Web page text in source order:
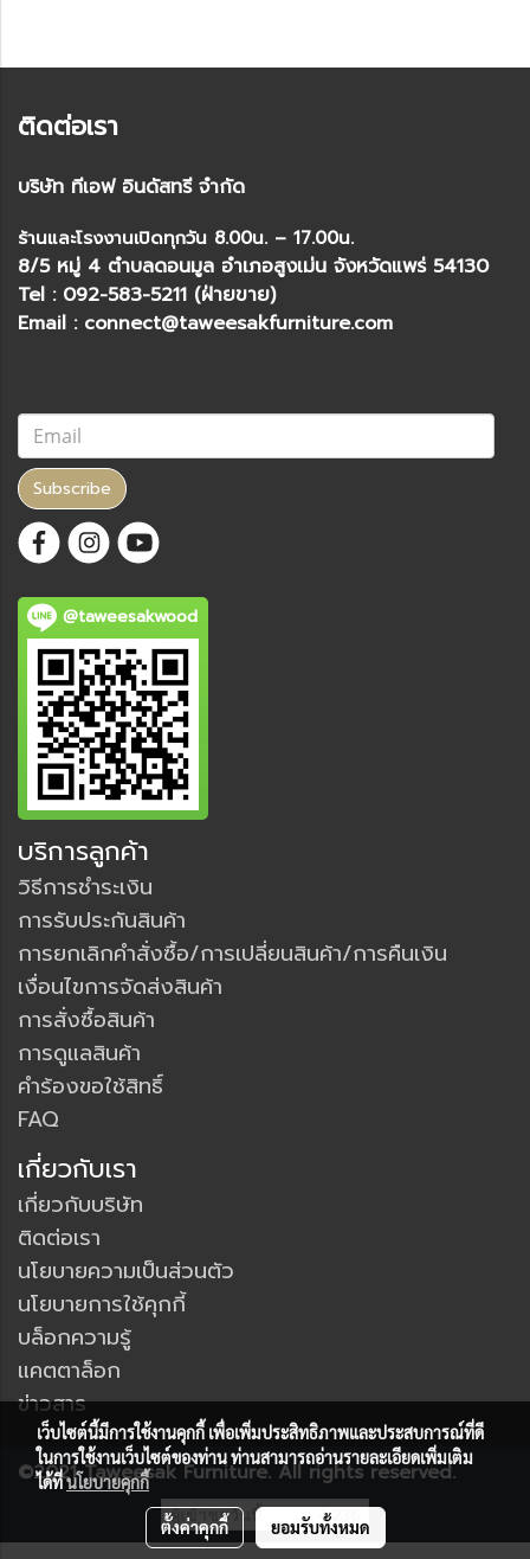
ติดต่อเรา
บริษัท ทีเอฟ อินดัสทรี จำกัด
ร้านและโรงงานเปิดทุกวัน 8.00น. – 17.00น.
8/5 หมู่ 4 ตำบลดอนมูล อำเภอสูงเม่น จังหวัดแพร่ 54130
Tel : 092-583-5211 (ฝ่ายขาย)
Email : connect@taweesakfurniture.com
Subscribe
@taweesakwood
บริการลูกค้า
วิธีการชำระเงิน
การรับประกันสินค้า
การยกเลิกคำสั่งซื้อ/การเปลี่ยนสินค้า/การคืนเงิน
เงื่อนไขการจัดส่งสินค้า
การสั่งซื้อสินค้า
การดูแลสินค้า
คำร้องขอใช้สิทธิ์
FAQ
เกี่ยวกับเรา
เกี่ยวกับบริษัท
ติดต่อเรา
นโยบายความเป็นส่วนตัว
นโยบายการใช้คุกกี้
บล็อกความรู้
แคตตาล็อก
ข่าวสาร
©2021 Taweesak Furniture. All rights reserved.
ผู้เข้าชมวันนี้ 4,236
เว็บไซต์นี้มีการใช้งานคุกกี้ เพื่อเพิ่มประสิทธิภาพและประสบการณ์ที่ดี
ในการใช้งานเว็บไซต์ของท่าน ท่านสามารถอ่านรายละเอียดเพิ่มเติม
ได้ที่นโยบายคุกกี้
ตั้งค่าคุกกี้ ยอมรับทั้งหมด